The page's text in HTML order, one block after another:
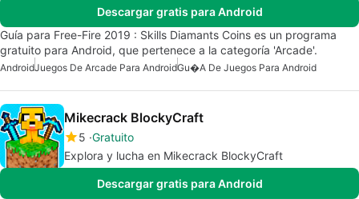
Descargar gratis para Android
Guía para Free-Fire 2019 : Skills Diamants Coins es un programa
gratuito para Android, que pertenece a la categoría 'Arcade'.
AndroidJuegos De Arcade Para AndroidGu�a De Juegos Para Android
Mikecrack BlockyCraft
5 Gratuito
Explora y lucha en Mikecrack BlockyCraft
Descargar gratis para Android